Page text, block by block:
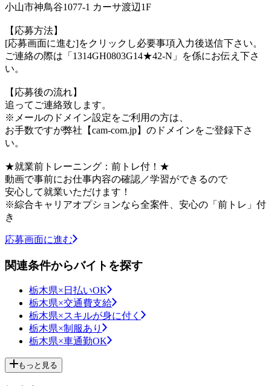
小山市神鳥谷1077-1 カーサ渡辺1F
【応募方法】
[応募画面に進む]をクリックし必要事項入力後送信下さい。
ご連絡の際は「1314GH0803G14★42-N」を係にお伝え下さ
い。
【応募後の流れ】
追ってご連絡致します。
※メールのドメイン設定をご利用の方は、
お手数ですが弊社【cam-com.jp】のドメインをご登録下さ
い。
★就業前トレーニング：前トレ付！★
動画で事前にお仕事内容の確認／学習ができるので
安心して就業いただけます！
※綜合キャリアオプションなら全案件、安心の「前トレ」付
き
応募画面に進む
関連条件からバイトを探す
栃木県×日払いOK
栃木県×交通費支給
栃木県×スキルが身に付く
栃木県×制服あり
栃木県×車通勤OK
もっと見る